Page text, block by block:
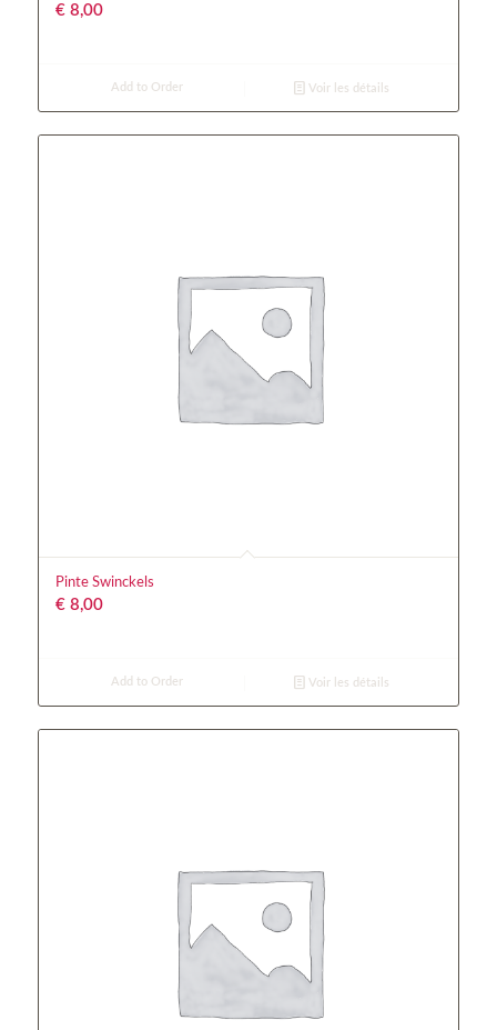
€8,00
Add to Order Voir les détails
Pinte Swinckels
€8,00
Add to Order Voir les détails